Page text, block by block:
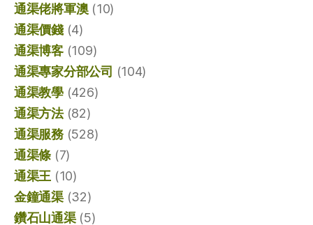
通渠佬將軍澳(10)
通渠價錢(4)
通渠博客(109)
通渠專家分部公司 (104)
通渠教學(426)
通渠方法(82)
通渠服務(528)
通渠條 (7)
通渠王 (10)
金鐘通渠(32)
鑽石山通渠(5)